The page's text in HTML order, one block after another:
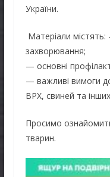
України.
Матеріали містять:
захворювання;
— основні
— важливі вимоги
ВРХ, свиней та
Просимо
тварин.